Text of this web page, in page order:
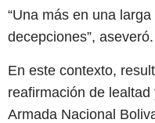
“Una más en una
decepciones”, aseveró.
En este contexto,
reafirmación de
Armada Nacional